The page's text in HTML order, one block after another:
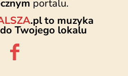
portalu.
.pl to muzyka
Twojego lokalu